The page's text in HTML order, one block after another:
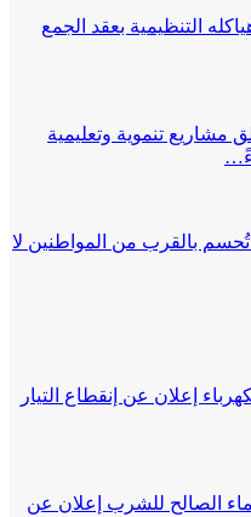
التنظيمية بعقد الجمع
مشاريع تنموية وتعليمية
بالقرب من المواطنين لا
إعلان عن إنقطاع التيار
الصالح للشرب إعلان عن